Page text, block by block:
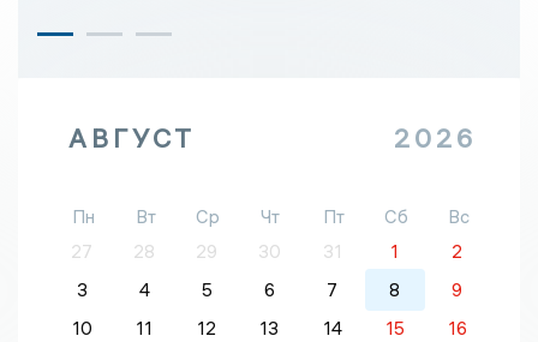
АВГУСТ 2026
Пн Вт Ср Чт Пт Сб
Вс
27
28 29 30 31 1
2
3
4 5 6 7 8
9
10
11 12 13 14 15
16